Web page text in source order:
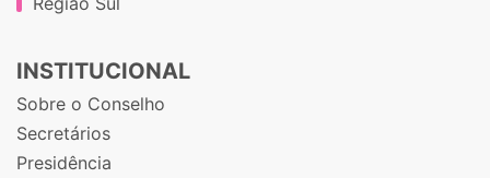
INSTITUCIONAL
Sobre o Conselho
Secretários
Presidência